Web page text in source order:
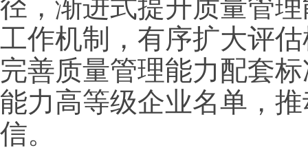
径，渐进式提升质量管
工作机制，有序扩大评
完善质量管理能力配套
能力高等级企业名单，
信。